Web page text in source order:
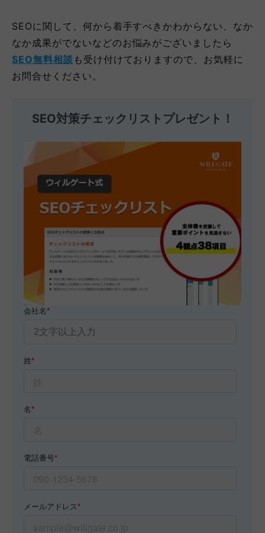
SEOに関して、何から着手すべきかわからない、なか
なか成果がでないなどのお悩みがございましたら
SEO無料相談 も受け付けておりますので、お気軽に
お問合せください。
SEO対策チェックリストプレゼント！